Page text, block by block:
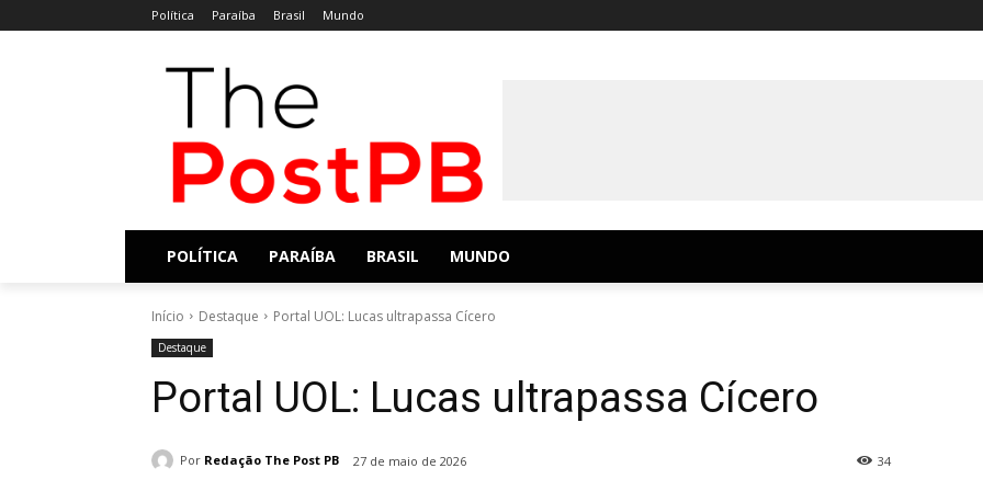
Política Paraíba Brasil Mundo
POLÍTICA PARAÍBA BRASIL MUNDO
Início Destaque Portal UOL: Lucas ultrapassa Cícero
Destaque
Portal UOL: Lucas ultrapassa Cícero
Por Redação The Post PB 27 de maio de 2026 34